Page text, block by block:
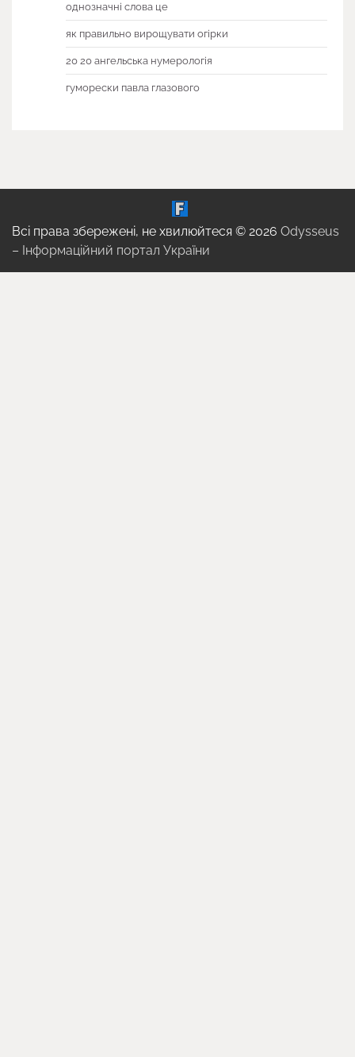
однозначні слова це
як правильно вирощувати огірки
20 20 ангельська нумерологія
гуморески павла глазового
Всі права збережені, не хвилюйтеся © 2026 Odysseus
– Інформаційний портал України